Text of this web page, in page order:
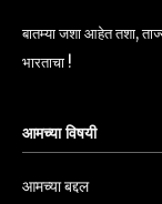
बातम्या जशा आहेत तशा,
भारताचा !
आमच्या विषयी
आमच्या बद्दल